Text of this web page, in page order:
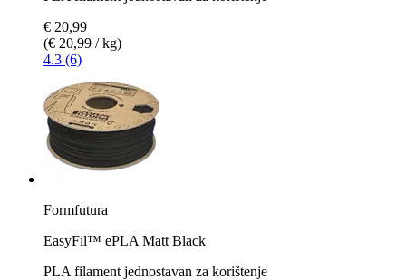
€ 20,99
(€ 20,99 / kg)
4.3 (6)
Formfutura
EasyFil™ ePLA Matt Black
PLA filament jednostavan za korištenje